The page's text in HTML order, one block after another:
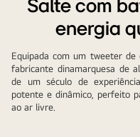
trabalhando
olhando
para
uma
tela
Salte com
energia
Equipada com um tweeter de
fabricante dinamarquesa de
de um século de
potente e dinâmico, perfeito
ao ar livre.